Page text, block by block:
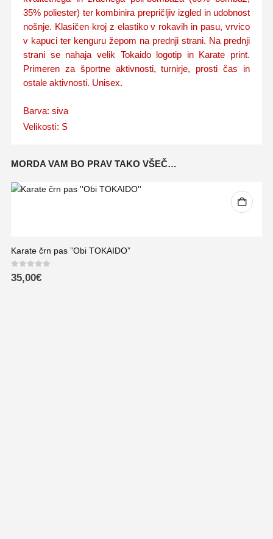
35% poliester) ter kombinira prepričljiv izgled in udobnost
nošnje. Klasičen kroj z elastiko v rokavih in pasu, vrvico
v kapuci ter kenguru žepom na prednji strani. Na prednji
strani se nahaja velik Tokaido logotip in Karate print.
Primeren za športne aktivnosti, turnirje, prosti čas in
ostale aktivnosti. Unisex.
Barva: siva
Velikosti: S
MORDA VAM BO PRAV TAKO VŠEČ…
Karate črn pas ”Obi TOKAIDO”
0out of 5
35,00€